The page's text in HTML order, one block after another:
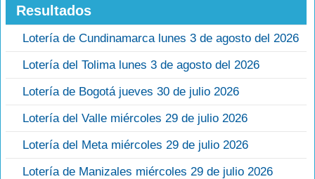
Resultados
Lotería de Cundinamarca lunes 3 de agosto del 2026
Lotería del Tolima lunes 3 de agosto del 2026
Lotería de Bogotá jueves 30 de julio 2026
Lotería del Valle miércoles 29 de julio 2026
Lotería del Meta miércoles 29 de julio 2026
Lotería de Manizales miércoles 29 de julio 2026